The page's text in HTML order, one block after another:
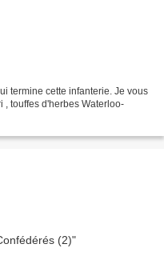
termine cette infanterie. Je vous
, touffes d'herbes Waterloo-